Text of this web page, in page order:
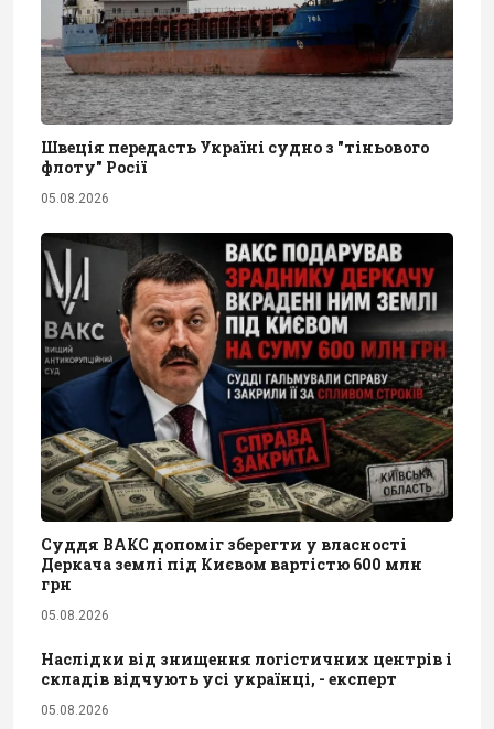
Швеція передасть Україні судно з "тіньового
флоту" Росії
05.08.2026
Суддя ВАКС допоміг зберегти у власності
Деркача землі під Києвом вартістю 600 млн
грн
05.08.2026
Наслідки від знищення логістичних центрів і
складів відчують усі українці, - експерт
05.08.2026